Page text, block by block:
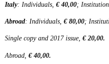
Italy: Individuals, € 40,00;
Abroad: Individuals, € 80,00;
Single copy and 2017 issue, € 20,00.
Abroad, € 40,00.